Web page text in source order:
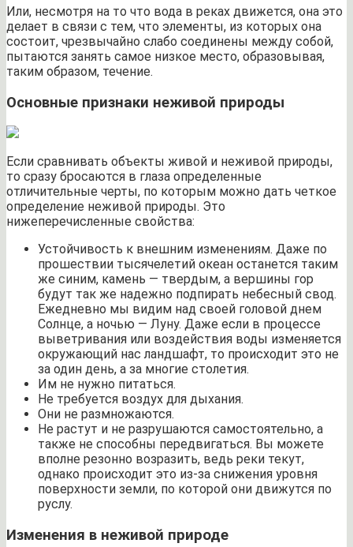
Или, несмотря на то что вода в реках движется, она это
делает в связи с тем, что элементы, из которых она
состоит, чрезвычайно слабо соединены между собой,
пытаются занять самое низкое место, образовывая,
таким образом, течение.
Основные признаки неживой природы
Если сравнивать объекты живой и неживой природы,
то сразу бросаются в глаза определенные
отличительные черты, по которым можно дать четкое
определение неживой природы. Это
нижеперечисленные свойства:
Устойчивость к внешним изменениям. Даже по
прошествии тысячелетий океан останется таким
же синим, камень — твердым, а вершины гор
будут так же надежно подпирать небесный свод.
Ежедневно мы видим над своей головой днем
Солнце, а ночью — Луну. Даже если в процессе
выветривания или воздействия воды изменяется
окружающий нас ландшафт, то происходит это не
за один день, а за многие столетия.
Им не нужно питаться.
Не требуется воздух для дыхания.
Они не размножаются.
Не растут и не разрушаются самостоятельно, а
также не способны передвигаться. Вы можете
вполне резонно возразить, ведь реки текут,
однако происходит это из-за снижения уровня
поверхности земли, по которой они движутся по
руслу.
Изменения в неживой природе